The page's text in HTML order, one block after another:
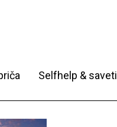
Selfhelp & saveti